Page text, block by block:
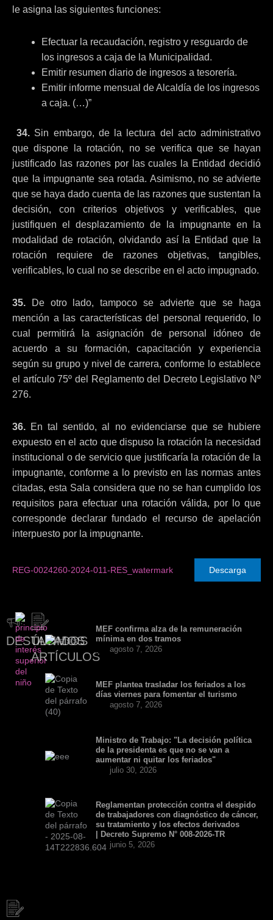
le asigna las siguientes funciones:
Efectuar la recaudación, registro y resguardo de
los ingresos a caja de la Municipalidad.
Emitir resumen diario de ingresos a tesorería.
Emitir informe mensual de Alcaldía de los ingresos
a caja. (…)”
34. Sin embargo, de la lectura del acto administrativo
que dispone la rotación, no se verifica que se hayan
justificado las razones por las cuales la Entidad decidió
que la impugnante sea rotada. Asimismo, no se advierte
que se haya dado cuenta de las razones que sustentan la
decisión, con criterios objetivos y verificables, que
justifiquen el desplazamiento de la impugnante en la
modalidad de rotación, olvidando así la Entidad que la
rotación requiere de razones objetivas, tangibles,
verificables, lo cual no se describe en el acto impugnado.
35. De otro lado, tampoco se advierte que se haga
mención a las características del personal requerido, lo
cual permitirá la asignación de personal idóneo de
acuerdo a su formación, capacitación y experiencia
según su grupo y nivel de carrera, conforme lo establece
el artículo 75º del Reglamento del Decreto Legislativo Nº
276.
36. En tal sentido, al no evidenciarse que se hubiere
expuesto en el acto que dispuso la rotación la necesidad
institucional o de servicio que justificaría la rotación de la
impugnante, conforme a lo previsto en las normas antes
citadas, esta Sala considera que no se han cumplido los
requisitos para efectuar una rotación válida, por lo que
corresponde declarar fundado el recurso de apelación
interpuesto por la impugnante.
REG-0024260-2024-011-RES_watermark Descarga
DESTACADOS
ÚLTIMOS
ARTÍCULOS
MEF confirma alza de la remuneración
mínima en dos tramos
agosto 7, 2026
MEF plantea trasladar los feriados a los
días viernes para fomentar el turismo
agosto 7, 2026
Ministro de Trabajo: "La decisión política
de la presidenta es que no se van a
aumentar ni quitar los feriados"
julio 30, 2026
Reglamentan protección contra el despido
de trabajadores con diagnóstico de cáncer,
su tratamiento y los efectos derivados
| Decreto Supremo N° 008-2026-TR
junio 5, 2026